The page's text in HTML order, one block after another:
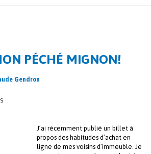
PÉCHÉ MIGNON!
Gendron
J’ai récemment publié un billet à
propos des habitudes d’achat en
ligne de mes voisins d’immeuble. Je